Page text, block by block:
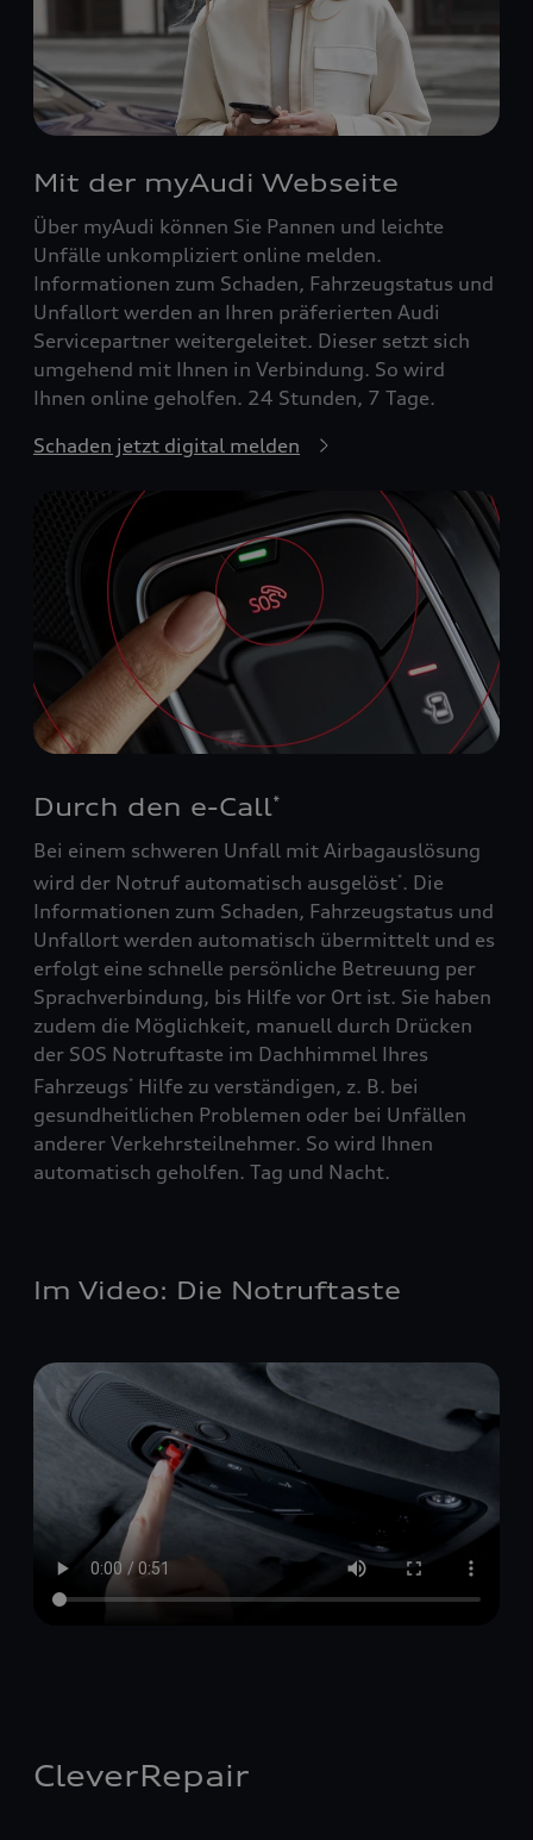
Mit der myAudi Webseite
Über myAudi können Sie Pannen und leichte
Unfälle unkompliziert online melden.
Informationen zum Schaden, Fahrzeugstatus und
Unfallort werden an Ihren präferierten Audi
Servicepartner weitergeleitet. Dieser setzt sich
umgehend mit Ihnen in Verbindung. So wird
Ihnen online geholfen. 24 Stunden, 7 Tage.
Schaden jetzt digital melden
Durch den e-Call*
Bei einem schweren Unfall mit Airbagauslösung
wird der Notruf automatisch ausgelöst*. Die
Informationen zum Schaden, Fahrzeugstatus und
Unfallort werden automatisch übermittelt und es
erfolgt eine schnelle persönliche Betreuung per
Sprachverbindung, bis Hilfe vor Ort ist. Sie haben
zudem die Möglichkeit, manuell durch Drücken
der SOS Notruftaste im Dachhimmel Ihres
Fahrzeugs* Hilfe zu verständigen, z. B. bei
gesundheitlichen Problemen oder bei Unfällen
anderer Verkehrsteilnehmer. So wird Ihnen
automatisch geholfen. Tag und Nacht.
Im Video: Die Notruftaste
CleverRepair